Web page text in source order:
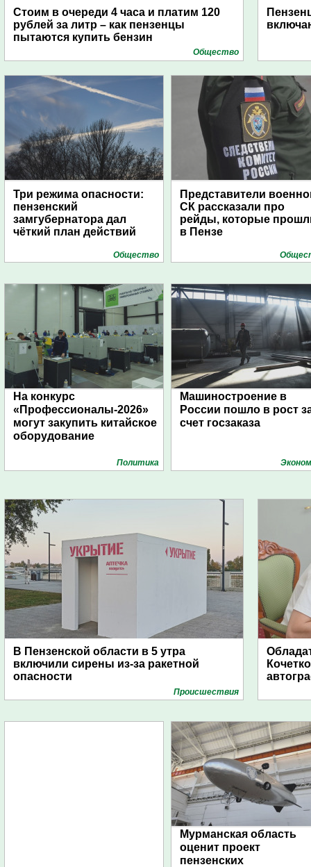
Стоим в очереди 4 часа и платим 120
рублей за литр – как пензенцы
пытаются купить бензин
Общество
Три режима опасности:
пензенский
замгубернатора дал
чёткий план действий
Общество
Представители
СК рассказали про
рейды, которые
в Пензе
На конкурс
«Профессионалы-2026»
могут закупить китайское
оборудование
Политика
Машиностроение в
России пошло в рост
счет госзаказа
В Пензенской области в 5 утра
включили сирены из-за ракетной
опасности
Проиcшествия
Мурманская область
оценит проект
пензенских